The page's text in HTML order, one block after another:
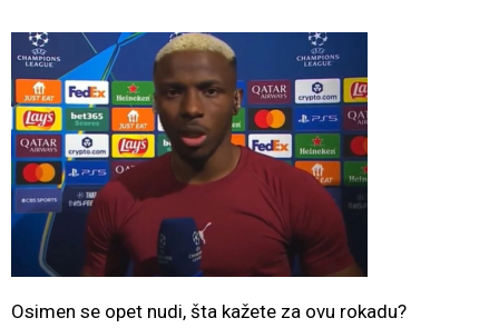
Osimen se opet nudi, šta kažete za ovu rokadu?